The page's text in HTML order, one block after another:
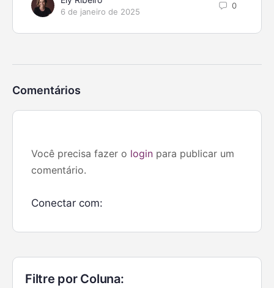
6 de janeiro de 2025
0
Comentários
Você precisa fazer o login para publicar um
comentário.
Conectar com:
Filtre por Coluna: